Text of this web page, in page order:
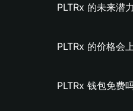
PLTRx 的未来潜
PLTRx 的价格会
PLTRx 钱包免费